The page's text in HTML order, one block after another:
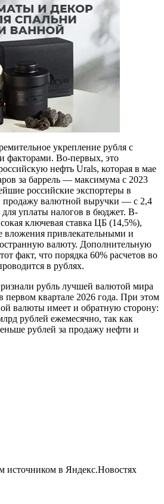
укрепление рубля с
факторами. Во-первых, это
нефть Urals, которая в мае
за баррель — максимума с 2023
российские экспортеры в
продажу валютной выручки — с 2,4
уплаты налогов в бюджет. В-
ключевая ставка ЦБ (14,5%),
вложения привлекательными и
валюту. Дополнительную
факт, что порядка 60% расчетов во
в рублях.
рубль лучшей валютой мира
первом квартале 2026 года. При этом
валюты имеет и обратную сторону:
рублей ежемесячно, так как
рублей за продажу нефти и
источником в Яндекс.Новостях